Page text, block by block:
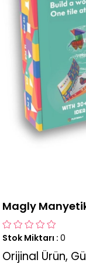
Magly
Stok Miktarı : 0
Orijinal Ürün,